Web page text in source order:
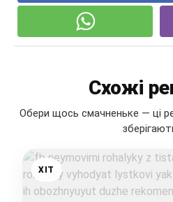
Схожі
Обери щось смачненьке — ці
ХІТ